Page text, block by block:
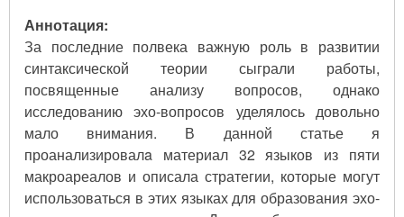
Аннотация:
За последние полвека важную роль в развитии
синтаксической теории сыграли работы,
посвященные анализу вопросов, однако
исследованию эхо-вопросов уделялось довольно
мало внимания. В данной статье я
проанализировалa материал 32 языков из пяти
макроареалов и описала стратегии, которые могут
использоваться в этих языках для образования эхо-